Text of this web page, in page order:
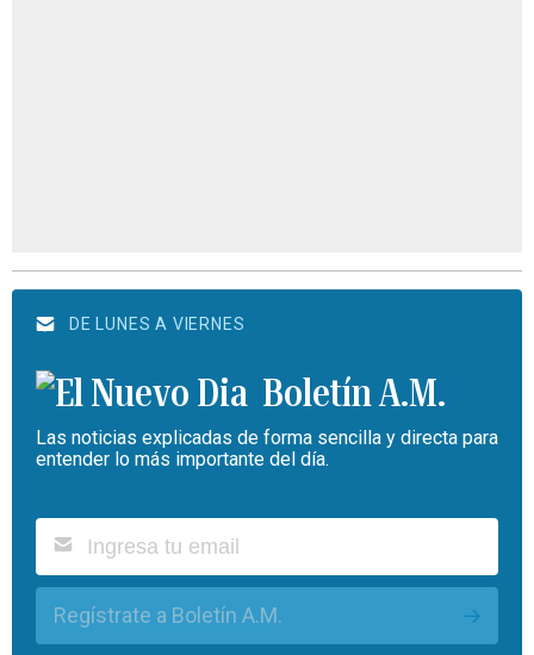
DE LUNES A VIERNES
Boletín A.M.
Las noticias explicadas de forma sencilla y directa para
entender lo más importante del día.
Regístrate a Boletín A.M.